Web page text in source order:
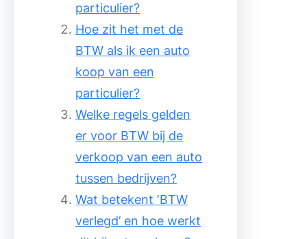
particulier?
Hoe zit het met de
BTW als ik een auto
koop van een
particulier?
Welke regels gelden
er voor BTW bij de
verkoop van een auto
tussen bedrijven?
Wat betekent ‘BTW
verlegd’ en hoe werkt